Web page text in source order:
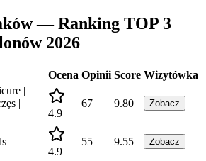
— Ranking TOP 3
2026
Ocena Opinii Score Wizytówka
|
|
4.9
67 9.80 Zobacz
4.9
55 9.55 Zobacz